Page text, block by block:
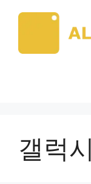
갤럭